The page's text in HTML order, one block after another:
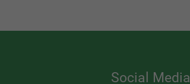
Social Media